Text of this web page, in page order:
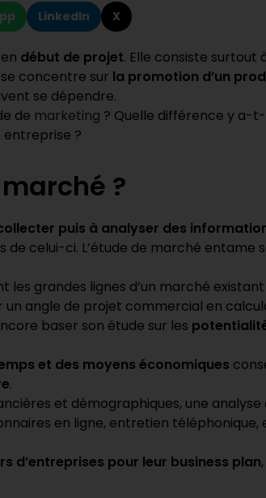
LinkedIn X
début de projet. Elle consiste surtout
concentre sur la promotion d’un
se dépendre.
de marketing ? Quelle différence y a-
entreprise ?
?
puis à analyser des
celui-ci. L’étude de marché entame
les grandes lignes d’un marché existant
un angle de projet commercial en
baser son étude sur les
et des moyens économiques
.
et démographiques, une
en ligne, entretien
d’entreprises pour leur business plan